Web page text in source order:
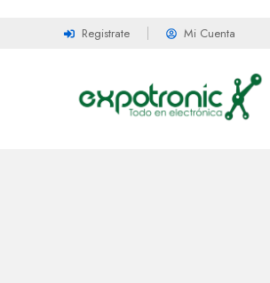
Registrate Mi Cuenta